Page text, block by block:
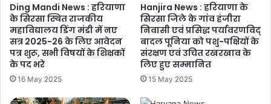
Ding Mandi News : हरियाणा
के सिरसा स्थित राजकीय
महाविद्यालय डिंग मंडी में नए
सत्र 2025-26 के लिए आवेदन
पत्र शुरू, सभी विषयों के शिक्षकों
के पद भरे
16 May 2025
Hanjira News : हरियाणा के
सिरसा जिले के गांव हंजीरा
निवासी एवं प्रसिद्ध पर्यावरणविद्
बादल पूनिया को पशु-पक्षियों के
संरक्षण एवं उचित रखरखाव के
लिए हुए सम्मानित
15 May 2025